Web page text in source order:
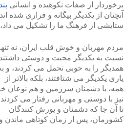
برخوردار از صفات نکوهیده و انسانی
آنچنان از یکدیگر بیگانه و فراری
ستایشی از فرهنگ ما را تشکیل می داد،
مردم مهربان و خوش قلب ایران، نه
نسبت به یکدیگر محبت و دوستی
همدیگر را به خوبی تحمل می کردند، و
یاری یکدیگر می شتافتند، بلکه بالاتر از
همه، با دشمنان سرزمین و هم نوعان
نیز با دوستی و مهربانی رفتار می
تا آن جا که دشمنان و یورش کنندگان
کشورمان، پس از زمان کوتاهی ماندن